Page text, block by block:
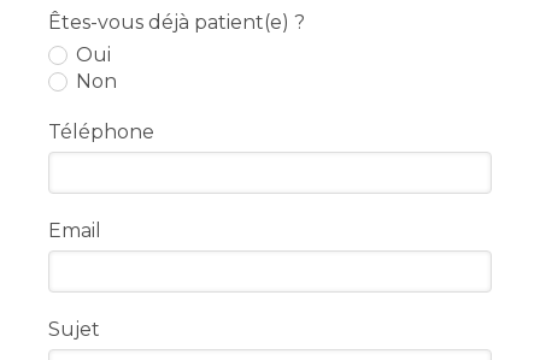
Êtes-vous déjà patient(e) ?
Oui
Non
Téléphone
Email
Sujet